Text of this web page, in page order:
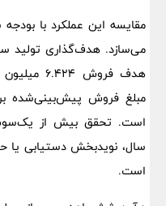
مقایسه این عملکرد با بودجه
هدف فروش
است. تحقق بیش از
سال، نویدبخش دستیابی یا
است.